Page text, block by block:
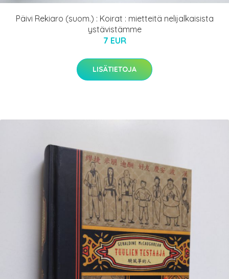
Päivi Rekiaro (suom.) : Koirat : mietteitä nelijalkaisista
ystävistämme
7 EUR
LISÄTIETOJA